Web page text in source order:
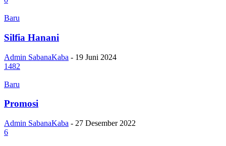
Baru
Silfia Hanani
Admin SabanaKaba - 19 Juni 2024
1482
Baru
Promosi
Admin SabanaKaba - 27 Desember 2022
6